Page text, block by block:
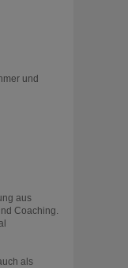
und
aus
Coaching.
als